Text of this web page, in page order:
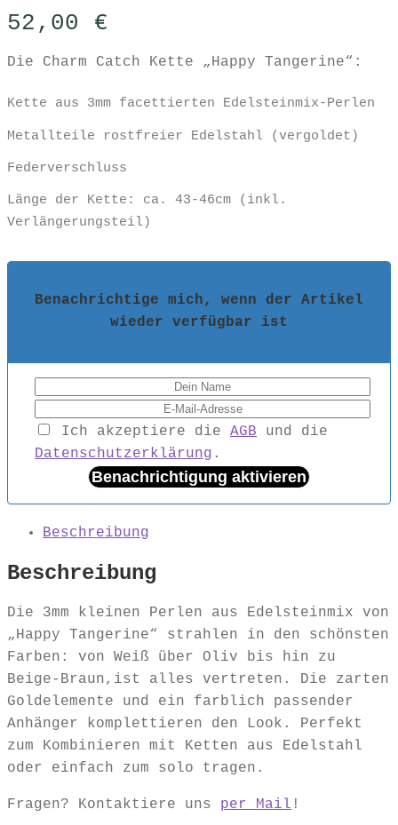
52,00 €
Die Charm Catch Kette „Happy Tangerine“:
Kette aus 3mm facettierten Edelsteinmix-Perlen
Metallteile rostfreier Edelstahl (vergoldet)
Federverschluss
Länge der Kette: ca. 43-46cm (inkl.
Verlängerungsteil)
Benachrichtige mich, wenn der Artikel
wieder verfügbar ist
Ich akzeptiere die AGB und die
Datenschutzerklärung .
Benachrichtigung aktivieren
Beschreibung
Beschreibung
Die 3mm kleinen Perlen aus Edelsteinmix von
„Happy Tangerine“ strahlen in den schönsten
Farben: von Weiß über Oliv bis hin zu
Beige-Braun,ist alles vertreten. Die zarten
Goldelemente und ein farblich passender
Anhänger komplettieren den Look. Perfekt
zum Kombinieren mit Ketten aus Edelstahl
oder einfach zum solo tragen.
Fragen? Kontaktiere uns per Mail !